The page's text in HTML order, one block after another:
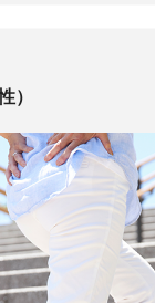
）